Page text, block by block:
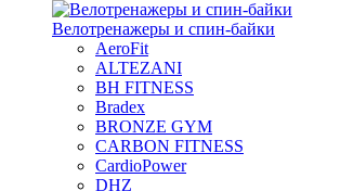
Велотренажеры и спин-байки
AeroFit
ALTEZANI
BH FITNESS
Bradex
BRONZE GYM
CARBON FITNESS
CardioPower
DHZ